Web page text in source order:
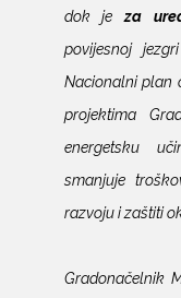
dok jeza
povijesnoj
Nacionalni plan
projektima
energetsku
smanjuje
razvoju i zaštiti
Gradonačelnik